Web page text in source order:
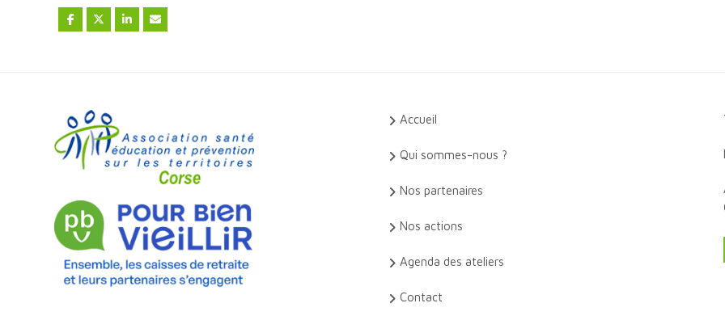
Accueil
Qui sommes-nous ?
Nos partenaires
Nos actions
Agenda des ateliers
Contact